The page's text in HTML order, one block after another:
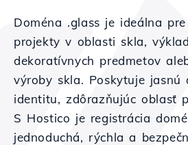
Doména .glass je ideálna
projekty v oblasti skla,
dekoratívnych predmetov
výroby skla. Poskytuje jasnú
identitu, zdôrazňujúc oblasť
S Hostico je registrácia
jednoduchá, rýchla a